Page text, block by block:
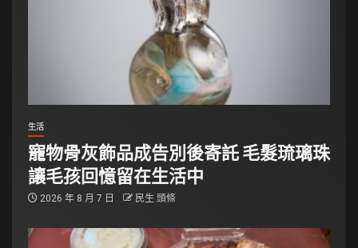
生活
寵物骨灰飾品成告別後寄託 毛髮琉璃珠
讓毛孩回憶留在生活中
2026 年 8 月 7 日 民生 頭條